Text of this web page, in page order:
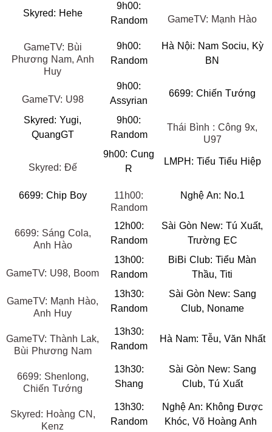
Skyred: Hehe
9h00:
Random
GameTV: Mạnh Hào
GameTV: Bùi
Phương Nam, Anh
Huy
9h00:
Random
Hà Nội: Nam Sociu, Kỳ
BN
GameTV: U98
9h00:
Assyrian
6699: Chiến Tướng
Skyred: Yugi,
QuangGT
9h00:
Random
Thái Bình : Công 9x,
U97
Skyred: Đế
9h00: Cung
R
LMPH: Tiểu Tiểu Hiệp
6699: Chip Boy
11h00:
Random
Nghệ An: No.1
6699: Sáng Cola,
Anh Hào
12h00:
Random
Sài Gòn New: Tú Xuất,
Trường ẸC
GameTV: U98, Boom
13h00:
Random
BiBi Club: Tiểu Màn
Thầu, Titi
GameTV: Mạnh Hào,
Anh Huy
13h30:
Random
Sài Gòn New: Sang
Club, Noname
GameTV: Thành Lak,
Bùi Phương Nam
13h30:
Random
Hà Nam: Tễu, Văn Nhất
6699: Shenlong,
Chiến Tướng
13h30:
Shang
Sài Gòn New: Sang
Club, Tú Xuất
Skyred: Hoàng CN,
Kenz
13h30:
Random
Nghệ An: Không Được
Khóc, Võ Hoàng Anh